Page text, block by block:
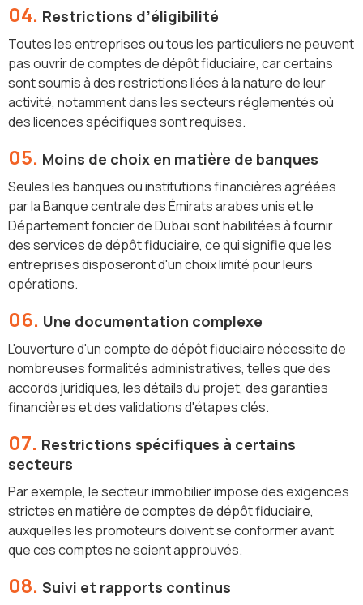
04. Restrictions d’éligibilité
Toutes les entreprises ou tous les particuliers ne peuvent
pas ouvrir de comptes de dépôt fiduciaire, car certains
sont soumis à des restrictions liées à la nature de leur
activité, notamment dans les secteurs réglementés où
des licences spécifiques sont requises.
05. Moins de choix en matière de banques
Seules les banques ou institutions financières agréées
par la Banque centrale des Émirats arabes unis et le
Département foncier de Dubaï sont habilitées à fournir
des services de dépôt fiduciaire, ce qui signifie que les
entreprises disposeront d'un choix limité pour leurs
opérations.
06. Une documentation complexe
L'ouverture d'un compte de dépôt fiduciaire nécessite de
nombreuses formalités administratives, telles que des
accords juridiques, les détails du projet, des garanties
financières et des validations d'étapes clés.
07. Restrictions spécifiques à certains
secteurs
Par exemple, le secteur immobilier impose des exigences
strictes en matière de comptes de dépôt fiduciaire,
auxquelles les promoteurs doivent se conformer avant
que ces comptes ne soient approuvés.
08. Suivi et rapports continus